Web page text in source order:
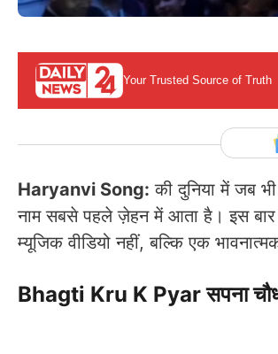
Your Trusted Source of Truth
Haryanvi Song: की दुनिया में जब
नाम सबसे पहले ज़ेहन में आता है। इस
म्यूजिक वीडियो नहीं, बल्कि एक
Bhagti Kru K Pyar सपना